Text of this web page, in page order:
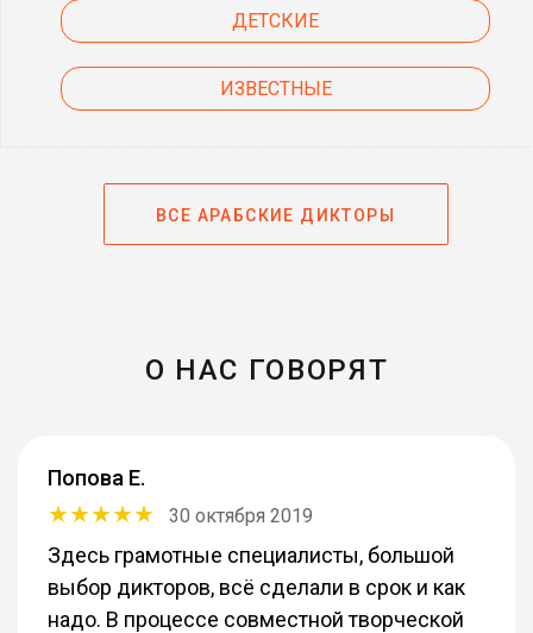
ДЕТСКИЕ
ИЗВЕСТНЫЕ
ВСЕ АРАБСКИЕ ДИКТОРЫ
О НАС ГОВОРЯТ
Попова Е.
30 октября 2019
Здесь грамотные специалисты, большой
выбор дикторов, всё сделали в срок и как
надо. В процессе совместной творческой